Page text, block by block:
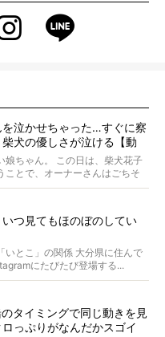
泣かせちゃった…すぐに察
犬の優しさが泣ける【動
娘ちゃん。 この日は、柴犬花子
ことで、オーナーさんはごちそ
つ見てもほのぼのしてい
いとこ」の関係 大分県に住んで
にたびたび登場する...
タイミングで同じ動きを見
っぷりがなんだかスゴイ